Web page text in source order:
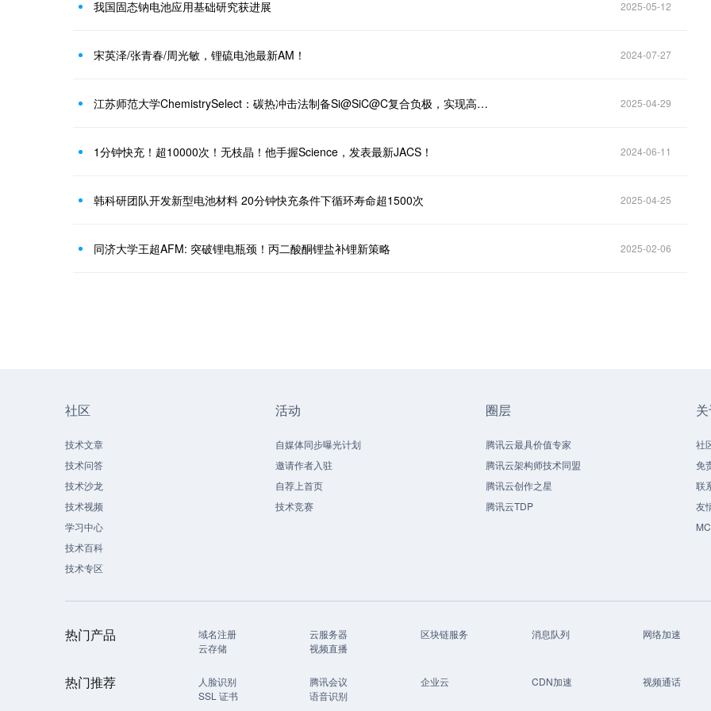
我国固态钠电池应用基础研究获进展 2025-05-12
宋英泽/张青春/周光敏，锂硫电池最新AM！ 2024-07-27
江苏师范大学ChemistrySelect：碳热冲击法制备Si@SiC@C复合负极，实现高容量长循环硅基储能新突破 2025-04-29
1分钟快充！超10000次！无枝晶！他手握Science，发表最新JACS！ 2024-06-11
韩科研团队开发新型电池材料 20分钟快充条件下循环寿命超1500次 2025-04-25
同济大学王超AFM: 突破锂电瓶颈！丙二酸酮锂盐补锂新策略 2025-02-06
社区
技术文章
技术问答
技术沙龙
技术视频
学习中心
技术百科
技术专区
活动
自媒体同步曝光计划
邀请作者入驻
自荐上首页
技术竞赛
圈层
腾讯云最具价值专家
腾讯云架构师技术同盟
腾讯云创作之星
腾讯云TDP
社
免
联
友
热门产品 域名注册 云服务器 区块链服务 消息队列
网络加速
云存储
视频直播
热门推荐 人脸识别 腾讯会议 企业云 CDN加速
视频通话
SSL 证书
语音识别